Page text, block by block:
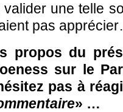
une telle
pas
propos du
sur le
pas à
» …